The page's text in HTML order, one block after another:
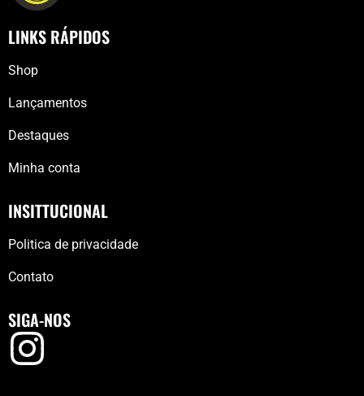
LINKS RÁPIDOS
Shop
Lançamentos
Destaques
Minha conta
INSITTUCIONAL
Politica de privacidade
Contato
SIGA-NOS